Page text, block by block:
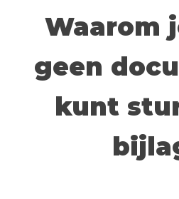
Waarom
geen
kunt